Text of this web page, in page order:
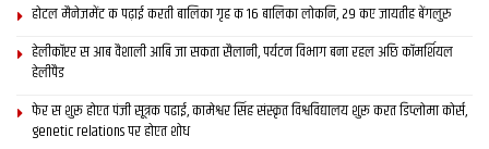
होटल मैनेजमेंट क पढ़ाई करती बालिका गृह क 16 बालिका लोकनि, 29 कए जायतीह बेंगलुरु
हेलीकॉप्टर स आब वैशाली आबि जा सकता सैलानी, पर्यटन विभाग बना रहल अछि कॉमर्शियल
हेलीपैड
फेर स शुरू होएत पंजी सूत्रक पढाई, कामेश्वर सिंह संस्कृत विश्वविद्यालय शुरू करत डिप्लोमा कोर्स,
genetic relations पर होएत शोध